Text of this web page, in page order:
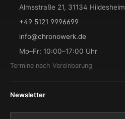
Almsstraße 21, 31134 Hildesheim
+49 5121 9996699
info@chronowerk.de
Mo–Fr: 10:00–17:00 Uhr
Termine nach Vereinbarung
Newsletter